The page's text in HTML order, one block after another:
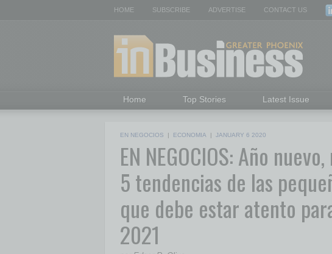
HOME SUBSCRIBE ADVERTISE CONTACT US
Home Top Stories Latest Issue
EN NEGOCIOS | ECONOMIA | JANUARY 6 2020
EN NEGOCIOS: Año
5 tendencias de las
que debe estar atento
2021